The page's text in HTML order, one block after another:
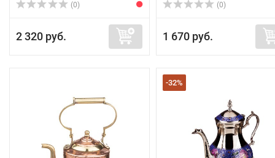
(0)
2 320 руб.
(0)
1 670 руб.
-32%